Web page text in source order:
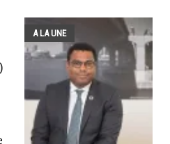
A LA UNE